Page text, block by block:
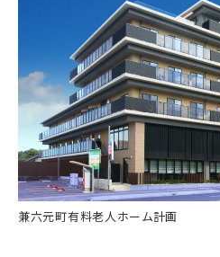
竣工 2024年 8月
分類 福祉施設
所在 金沢市兼六元町
規模 鉄骨造６階建て
兼六元町有料老人ホーム計画